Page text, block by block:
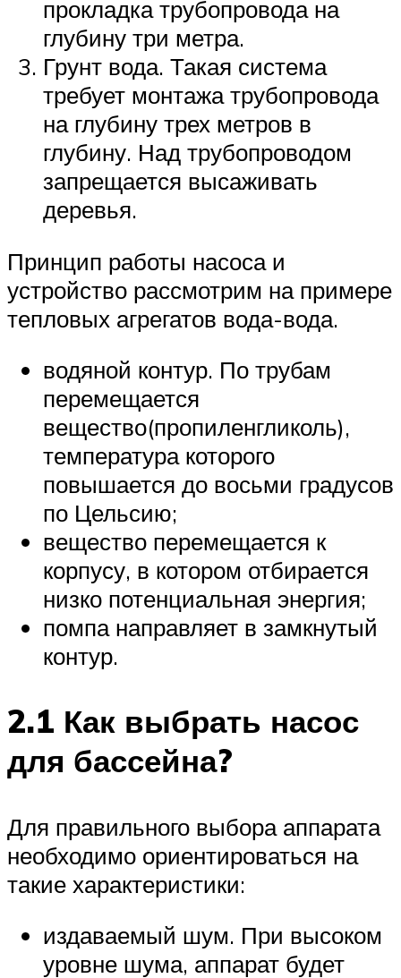
прокладка трубопровода на
глубину три метра.
Грунт вода. Такая система
требует монтажа трубопровода
на глубину трех метров в
глубину. Над трубопроводом
запрещается высаживать
деревья.
Принцип работы насоса и
устройство рассмотрим на примере
тепловых агрегатов вода-вода.
водяной контур. По трубам
перемещается
вещество(пропиленгликоль),
температура которого
повышается до восьми градусов
по Цельсию;
вещество перемещается к
корпусу, в котором отбирается
низко потенциальная энергия;
помпа направляет в замкнутый
контур.
2.1 Как выбрать насос
для бассейна?
Для правильного выбора аппарата
необходимо ориентироваться на
такие характеристики:
издаваемый шум. При высоком
уровне шума, аппарат будет